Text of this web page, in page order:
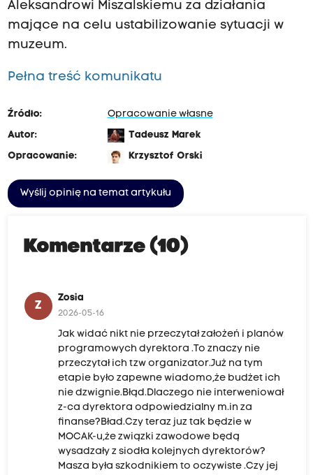
Aleksandrowi Miszalskiemu za działania
mające na celu ustabilizowanie sytuacji w
muzeum.
Pełna treść komunikatu
Źródło:
Opracowanie własne
Autor:
Tadeusz Marek
Opracowanie:
Krzysztof Orski
Wyślij opinię na temat artykułu
Komentarze (10)
Z
Zosia
2026-05-16
Jak widać nikt nie przeczytał założeń i planów
programowych dyrektora .To znaczy nie
przeczytał ich tzw organizator.Już na tym
etapie było zapewne wiadomo,że budżet ich
nie dzwignie.Błąd.Dlaczego nie interweniował
z-ca dyrektora odpowiedzialny m.in za
finanse?Bład.Czy teraz juz tak będzie w
MOCAK-u,że związki zawodowe będą
wysadzały z siodła kolejnych dyrektorów?
Masza była szkodnikiem to oczywiste .Czy jej